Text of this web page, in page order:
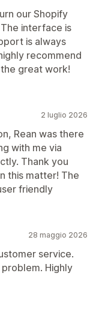
our Shopify
interface is
is always
recommend
great work!
2 luglio 2026
Rean was there
with me via
Thank you
this matter! The
friendly
28 maggio 2026
service.
Highly